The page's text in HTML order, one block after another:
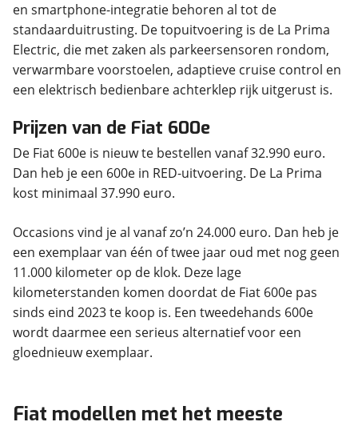
en smartphone-integratie behoren al tot de
standaarduitrusting. De topuitvoering is de La Prima
Electric, die met zaken als parkeersensoren rondom,
verwarmbare voorstoelen, adaptieve cruise control en
een elektrisch bedienbare achterklep rijk uitgerust is.
Prijzen van de Fiat 600e
De Fiat 600e is nieuw te bestellen vanaf 32.990 euro.
Dan heb je een 600e in RED-uitvoering. De La Prima
kost minimaal 37.990 euro.
Occasions vind je al vanaf zo’n 24.000 euro. Dan heb je
een exemplaar van één of twee jaar oud met nog geen
11.000 kilometer op de klok. Deze lage
kilometerstanden komen doordat de Fiat 600e pas
sinds eind 2023 te koop is. Een tweedehands 600e
wordt daarmee een serieus alternatief voor een
gloednieuw exemplaar.
Fiat modellen met het meeste